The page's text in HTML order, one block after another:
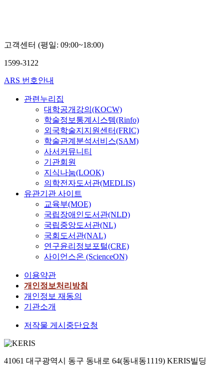
고객센터 (평일: 09:00~18:00)
1599-3122
ARS 번호안내
관련누리집
대학공개강의(KOCW)
학술정보통계시스템(Rinfo)
외국학술지지원센터(FRIC)
학술관계분석서비스(SAM)
사서커뮤니티
기관회원
지식나눔(LOOK)
의학전자도서관(MEDLIS)
유관기관 사이트
교육부(MOE)
국립장애인도서관(NLD)
국립중앙도서관(NL)
국회도서관(NAL)
연구윤리정보포털(CRE)
사이언스온 (ScienceON)
이용약관
개인정보처리방침
개인정보 재동의
기관소개
저작물 게시중단요청
41061 대구광역시 동구 동내로 64(동내동1119) KERIS빌딩